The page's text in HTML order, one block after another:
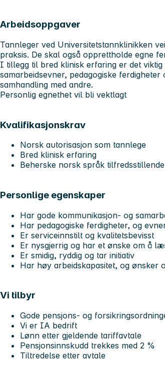
Arbeidsoppgaver
Tannleger ved Universitetstannklinikken
praksis. De skal også opprettholde egne
I tillegg til bred klinisk erfaring er det
samarbeidsevner, pedagogiske
samhandling med andre.
Personlig egnethet vil bli vektlagt
Kvalifikasjonskrav
Norsk autorisasjon som tannlege
Bred klinisk erfaring
Beherske norsk språk
Personlige egenskaper
Har gode kommunikasjon- og
Har pedagogiske ferdigheter, og
Er serviceinnstilt og kvalitetsbevisst
Er nysgjerrig og har et ønske om å
Er smidig, ryddig og tar initiativ
Har høy arbeidskapasitet, og ønsker
Vi tilbyr
Gode pensjons- og
Vi er IA bedrift
Lønn etter gjeldende tariffavtale
Pensjonsinnskudd trekkes med 2 %
Tiltredelse etter avtale